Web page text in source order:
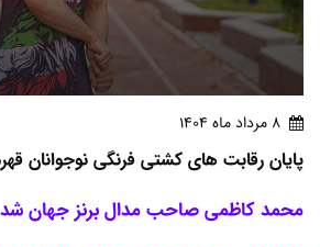
8 مرداد ماه 1404
پایان رقابت های کشتی فرنگی نوجوانان
محمد کاظمی صاحب مدال برنز جهان